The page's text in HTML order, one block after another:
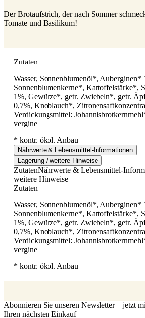
Der Brotaufstrich, der nach Sommer
Tomate und Basilikum!
Zutaten
Wasser, Sonnenblumenöl*, Auberginen*
Sonnenblumenkerne*, Kartoffelstärke*,
1%, Gewürze*, getr. Zwiebeln*, getr.
0,7%, Knoblauch*,
Verdickungsmittel:
vergine
* kontr. ökol. Anbau
Nährwerte & Lebensmittel-Informationen
Lagerung / weitere Hinweise
ZutatenNährwerte & Lebensmittel-
weitere Hinweise
Zutaten
Wasser, Sonnenblumenöl*, Auberginen*
Sonnenblumenkerne*, Kartoffelstärke*,
1%, Gewürze*, getr. Zwiebeln*, getr.
0,7%, Knoblauch*,
Verdickungsmittel:
vergine
* kontr. ökol. Anbau
Abonnieren Sie unseren Newsletter – jetzt
Ihren nächsten Einkauf